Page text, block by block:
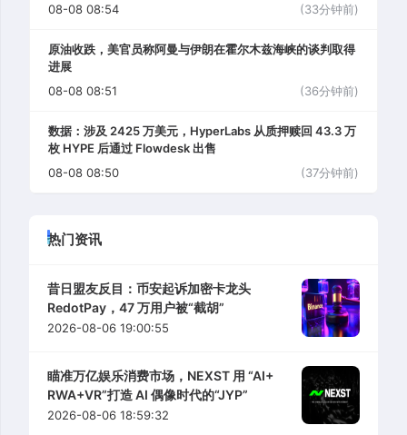
08-08 08:54
(33分钟前)
原油收跌，美官员称阿曼与伊朗在霍尔木兹海峡的谈判取得
进展
08-08 08:51
(36分钟前)
数据：涉及 2425 万美元，HyperLabs 从质押赎回 43.3 万
枚 HYPE 后通过 Flowdesk 出售
08-08 08:50
(37分钟前)
热门资讯
昔日盟友反目：币安起诉加密卡龙头
RedotPay，47 万用户被“截胡”
2026-08-06 19:00:55
瞄准万亿娱乐消费市场，NEXST 用 “AI+
RWA+VR”打造 AI 偶像时代的“JYP”
2026-08-06 18:59:32